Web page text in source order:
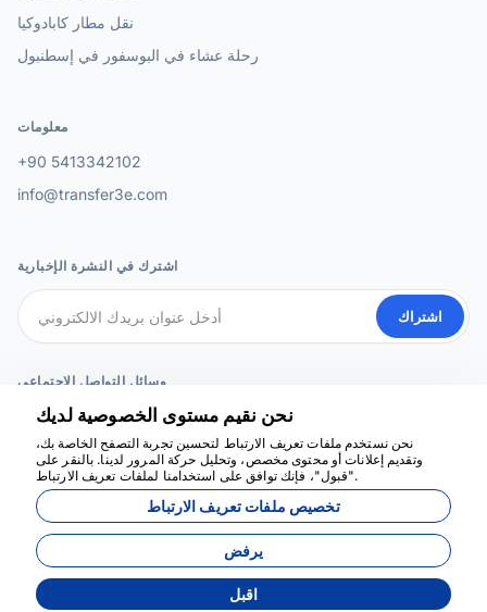
نقل مطار كابادوكيا
رحلة عشاء في البوسفور في إسطنبول
معلومات
+90 5413342102
info@transfer3e.com
اشترك في النشرة الإخبارية
اشتراك
وسائل التواصل الاجتماعي
طورت بواسطة
نحن نقيم مستوى الخصوصية لديك
نحن نستخدم ملفات تعريف الارتباط لتحسين تجربة التصفح الخاصة بك،
وتقديم إعلانات أو محتوى مخصص، وتحليل حركة المرور لدينا. بالنقر على
"قبول"، فإنك توافق على استخدامنا لملفات تعريف الارتباط.
تخصيص ملفات تعريف الارتباط
يرفض
اقبل
نحن هنا للمساعدة